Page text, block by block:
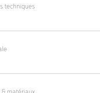
techniques
(L x l x h) : 450 x 397 x 624 mm